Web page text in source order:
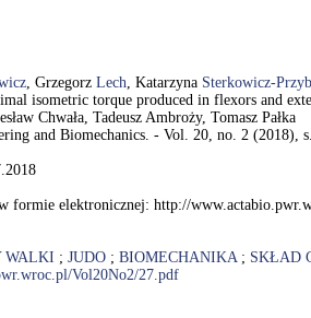
, Grzegorz Lech, Katarzyna Sterkowicz-
isometric torque produced in flexors and
Chwała, Tadeusz Ambroży, Tomasz Pałka
and Biomechanics. - Vol. 20, no. 2 (2018),
formie elektronicznej: http://
WALKI ; JUDO ; BIOMECHANIKA; SKŁAD
Vol20No2/27.pdf